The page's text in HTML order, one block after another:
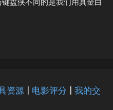
资源 | 电影评分 | 我的交